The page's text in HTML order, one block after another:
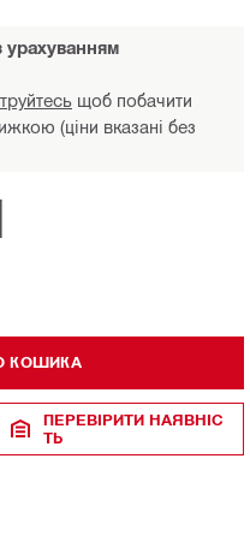
щоб побачити
(ціни вказані без
КОШИКА
ПЕРЕВІРИТИ НАЯВНІС
ТЬ